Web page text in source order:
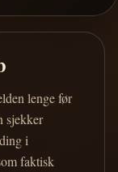
lenge før
sjekker
i
faktisk